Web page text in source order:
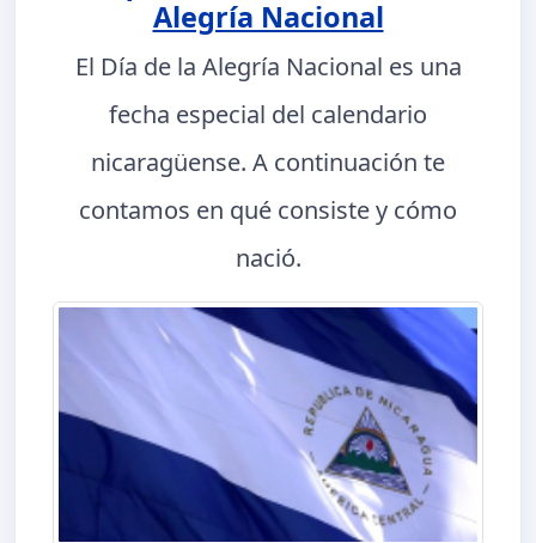
Alegría Nacional
El Día de la Alegría Nacional es una
fecha especial del calendario
nicaragüense. A continuación te
contamos en qué consiste y cómo
nació.